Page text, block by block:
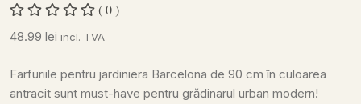
( 0 )
48.99 lei incl. TVA
Farfuriile pentru jardiniera Barcelona de 90 cm în culoarea
antracit sunt must-have pentru grădinarul urban modern!